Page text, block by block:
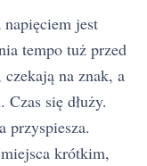
jest
tempo tuż przed
na znak, a
się dłuży.
przyspiesza.
krótkim,